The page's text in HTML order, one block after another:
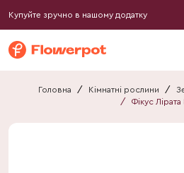
Купуйте зручно в нашому додатку
Головна / Кімнатні рослини /
/